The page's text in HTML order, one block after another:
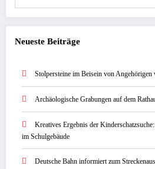
Neueste Beiträge
Stolpersteine im Beisein von Angehörigen
Archäologische Grabungen auf dem
Kreatives Ergebnis der
im Schulgebäude
Deutsche Bahn informiert zum